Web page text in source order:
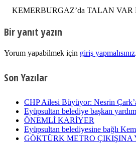
KEMERBURGAZ’da TALAN VAR
Bir yanıt yazın
Yorum yapabilmek için giriş yapmalısınız.
Son Yazılar
CHP Ailesi Büyüyor: Nesrin
Eyüpsultan belediye başkan
ÖNEMLİ KARİYER
Eyüpsultan belediyesine bağlı
GÖKTÜRK METRO ÇIKIŞINA